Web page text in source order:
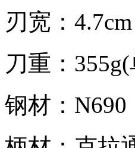
刃宽：4.7cm
刀重：
钢材：N690